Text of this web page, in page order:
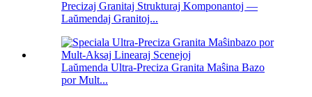
Precizaj Granitaj Strukturaj Komponantoj —
Laŭmendaj Granitoj...
Laŭmenda Ultra-Preciza Granita Maŝina Bazo
por Mult...